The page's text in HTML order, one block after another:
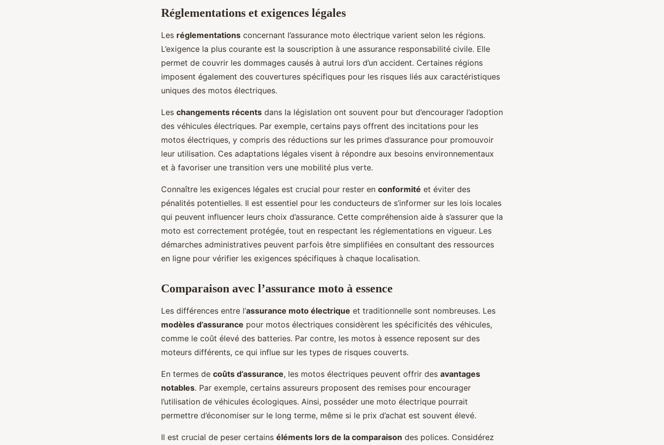
Réglementations et exigences légales
Les réglementations concernant l’assurance moto électrique varient selon les régions.
L’exigence la plus courante est la souscription à une assurance responsabilité civile. Elle
permet de couvrir les dommages causés à autrui lors d’un accident. Certaines régions
imposent également des couvertures spécifiques pour les risques liés aux caractéristiques
uniques des motos électriques.
Les changements récents dans la législation ont souvent pour but d’encourager l’adoption
des véhicules électriques. Par exemple, certains pays offrent des incitations pour les
motos électriques, y compris des réductions sur les primes d’assurance pour promouvoir
leur utilisation. Ces adaptations légales visent à répondre aux besoins environnementaux
et à favoriser une transition vers une mobilité plus verte.
Connaître les exigences légales est crucial pour rester en conformité et éviter des
pénalités potentielles. Il est essentiel pour les conducteurs de s’informer sur les lois locales
qui peuvent influencer leurs choix d’assurance. Cette compréhension aide à s’assurer que la
moto est correctement protégée, tout en respectant les réglementations en vigueur. Les
démarches administratives peuvent parfois être simplifiées en consultant des ressources
en ligne pour vérifier les exigences spécifiques à chaque localisation.
Comparaison avec l’assurance moto à essence
Les différences entre l’assurance moto électrique et traditionnelle sont nombreuses. Les
modèles d’assurance pour motos électriques considèrent les spécificités des véhicules,
comme le coût élevé des batteries. Par contre, les motos à essence reposent sur des
moteurs différents, ce qui influe sur les types de risques couverts.
En termes de coûts d’assurance, les motos électriques peuvent offrir des avantages
notables. Par exemple, certains assureurs proposent des remises pour encourager
l’utilisation de véhicules écologiques. Ainsi, posséder une moto électrique pourrait
permettre d’économiser sur le long terme, même si le prix d’achat est souvent élevé.
Il est crucial de peser certains éléments lors de la comparaison des polices. Considérez